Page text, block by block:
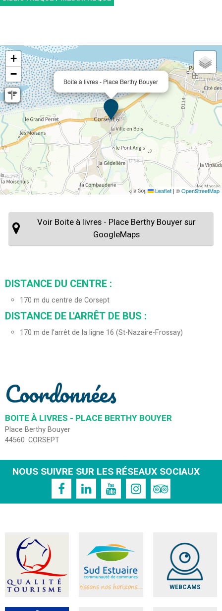
Boite à livres - Place Berthy Bouyer
+
−
Leaflet | ©OpenStreetMap
Voir Boite à livres - Place Berthy Bouyer sur
GoogleMaps
DISTANCE DU CENTRE :
170 m du centre de Corsept
DISTANCE DE L'ARRÊT DE BUS :
170 m de l'arrêt de la ligne 16 (St-Nazaire-Frossay)
Coordonnées
BOITE À LIVRES - PLACE BERTHY BOUYER
Place Berthy Bouyer
44560 CORSEPT
NOUS SUIVRE SUR LES RÉSEAUX SOCIAUX
WEBCAMS